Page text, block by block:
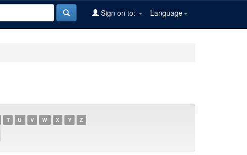
Language
Sign on to:
T U V W X Y Z